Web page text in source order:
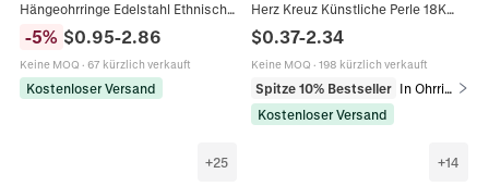
Hängeohrringe Edelstahl Ethnisch
Geometrisch Hohl Schmuck Für
Frauen Mode
-5% $0.95-2.86
Keine MOQ · 67 kürzlich verkauft
Kostenloser Versand
Herz Kreuz Künstliche Perle 18K
Vergoldet Mode Schmuck Für
Damen
$0.37-2.34
Keine MOQ · 198 kürzlich verkauft
Spitze 10% Bestseller
In Ohrringe
Kostenloser Versand
+25 +14